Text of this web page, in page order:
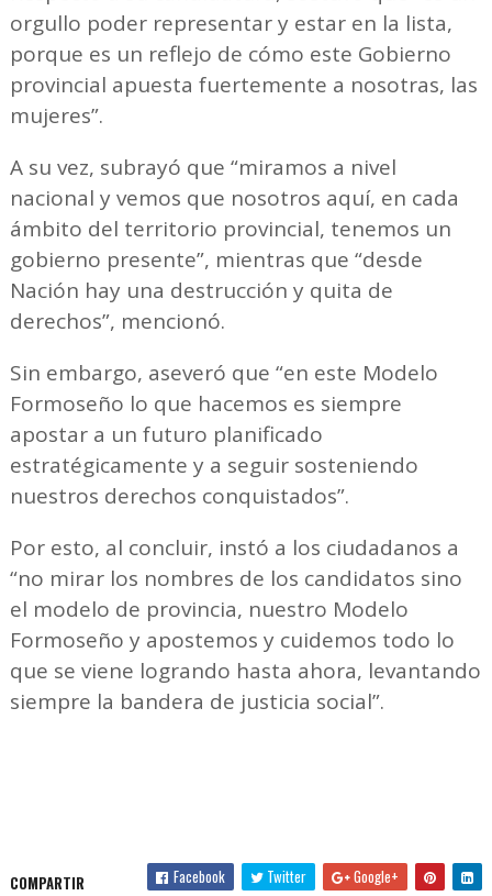
orgullo poder representar y estar en la lista,
porque es un reflejo de cómo este Gobierno
provincial apuesta fuertemente a nosotras, las
mujeres”.
A su vez, subrayó que “miramos a nivel
nacional y vemos que nosotros aquí, en cada
ámbito del territorio provincial, tenemos un
gobierno presente”, mientras que “desde
Nación hay una destrucción y quita de
derechos”, mencionó.
Sin embargo, aseveró que “en este Modelo
Formoseño lo que hacemos es siempre
apostar a un futuro planificado
estratégicamente y a seguir sosteniendo
nuestros derechos conquistados”.
Por esto, al concluir, instó a los ciudadanos a
“no mirar los nombres de los candidatos sino
el modelo de provincia, nuestro Modelo
Formoseño y apostemos y cuidemos todo lo
que se viene logrando hasta ahora, levantando
siempre la bandera de justicia social”.
COMPARTIR Facebook Twitter Google+